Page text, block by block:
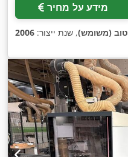
מידע על מחיר
טוב (משומש), שנת ייצור: 2006